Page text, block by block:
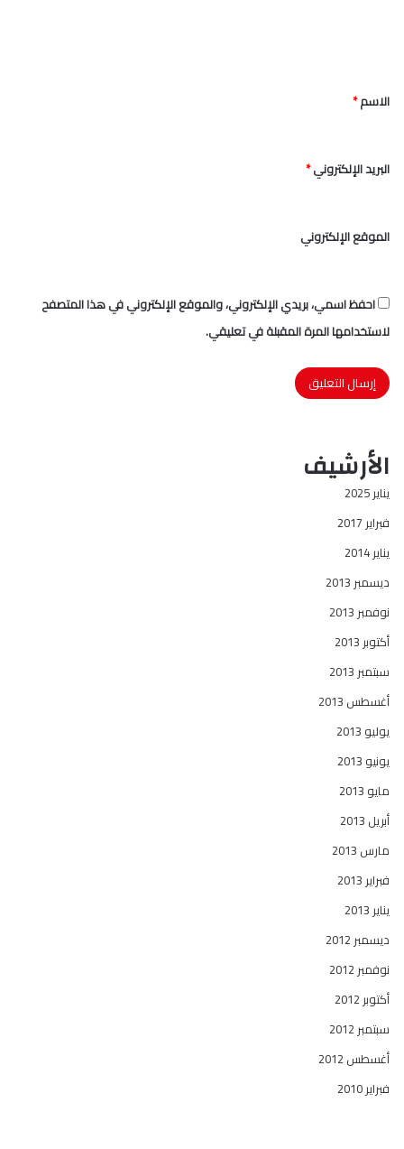
*
الاسم*
البريد الإلكتروني*
الموقع الإلكتروني
احفظ اسمي، بريدي الإلكتروني، والموقع الإلكتروني في هذا المتصفح
لاستخدامها المرة المقبلة في تعليقي.
الأرشيف
يناير 2025
فبراير 2017
يناير 2014
ديسمبر 2013
نوفمبر 2013
أكتوبر 2013
سبتمبر 2013
أغسطس 2013
يوليو 2013
يونيو 2013
مايو 2013
أبريل 2013
مارس 2013
فبراير 2013
يناير 2013
ديسمبر 2012
نوفمبر 2012
أكتوبر 2012
سبتمبر 2012
أغسطس 2012
فبراير 2010